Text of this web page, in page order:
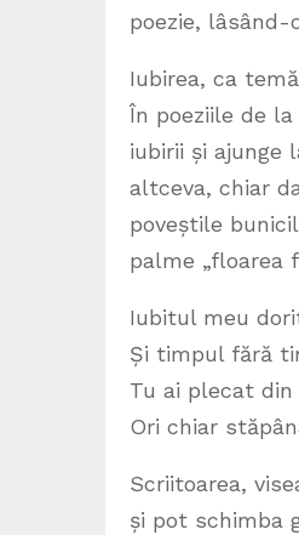
poezie, lâsând-
Iubirea, ca
În poeziile de
iubirii și ajunge
altceva, chiar
poveștile
palme „floarea
Iubitul meu
Și timpul fără
Tu ai plecat
Ori chiar
Scriitoarea,
și pot schimba